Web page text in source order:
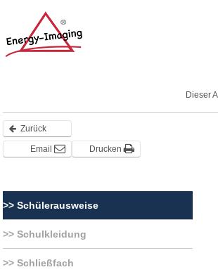
Schüler
Berichte
Dieser
Zurück
Email Drucken
Schülerausweise
Schulkleidung
Schließfach